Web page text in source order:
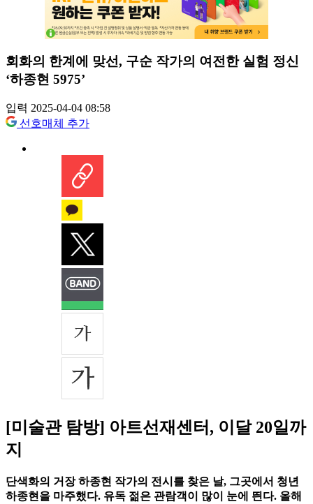
회화의 한계에 맞선, 구순 작가의 여전한 실험 정신
‘하종현 5975’
입력 2025-04-04 08:58
선호매체 추가
[미술관 탐방] 아트선재센터, 이달 20일까
지
단색화의 거장 하종현 작가의 전시를 찾은 날, 그곳에서 청년
하종현을 마주했다. 유독 젊은 관람객이 많이 눈에 띈다. 올해